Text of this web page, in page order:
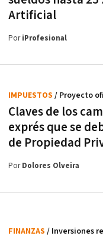
Artificial
PoriProfesional
Claves de los
exprés que se
de Propiedad
IMPUESTOS / Proyecto
PorDolores Olveira
FINANZAS / Inversiones